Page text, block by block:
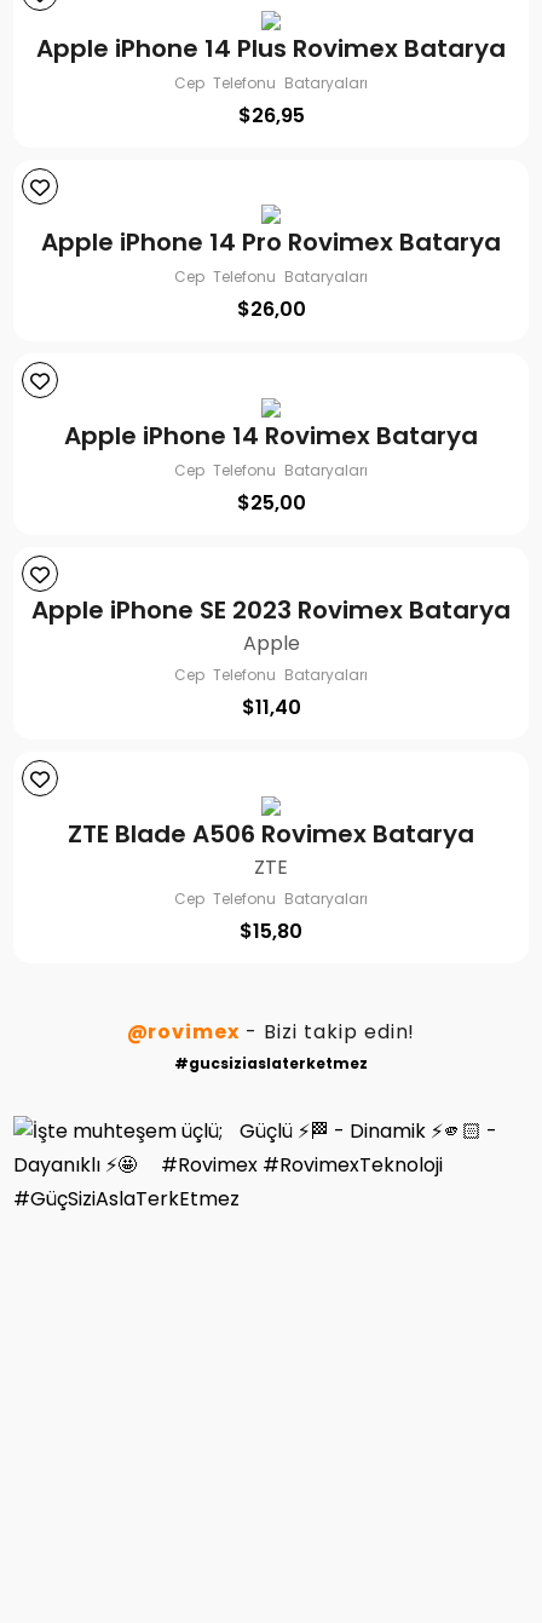
Apple iPhone 14 Plus Rovimex Batarya
Cep Telefonu Bataryaları
$26,95
Apple iPhone 14 Pro Rovimex Batarya
Cep Telefonu Bataryaları
$26,00
Apple iPhone 14 Rovimex Batarya
Cep Telefonu Bataryaları
$25,00
Apple iPhone SE 2023 Rovimex Batarya
Apple
Cep Telefonu Bataryaları
$11,40
ZTE Blade A506 Rovimex Batarya
ZTE
Cep Telefonu Bataryaları
$15,80
@rovimex - Bizi takip edin!
#gucsiziaslaterketmez